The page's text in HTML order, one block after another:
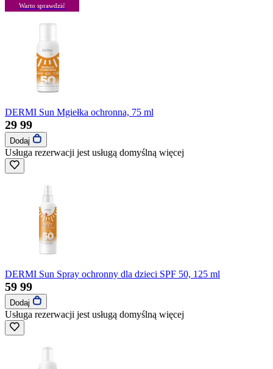
Warto sprawdzić
DERMI Sun Mgiełka ochronna, 75 ml
29 99
Dodaj
Usługa rezerwacji jest usługą domyślną więcej
DERMI Sun Spray ochronny dla dzieci SPF 50, 125 ml
59 99
Dodaj
Usługa rezerwacji jest usługą domyślną więcej